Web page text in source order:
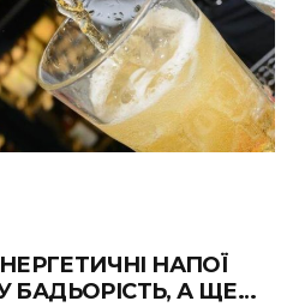
НАПОЇ
БАДЬОРІСТЬ, А ЩЕ…